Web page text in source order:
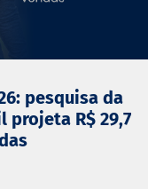
pesquisa da
projeta R$ 29,7